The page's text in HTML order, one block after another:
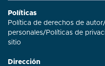
Políticas
Política de derechos de autor
personales/Políticas de
sitio​
Dirección